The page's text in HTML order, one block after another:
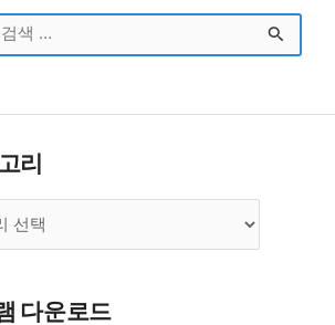
리
다운로드